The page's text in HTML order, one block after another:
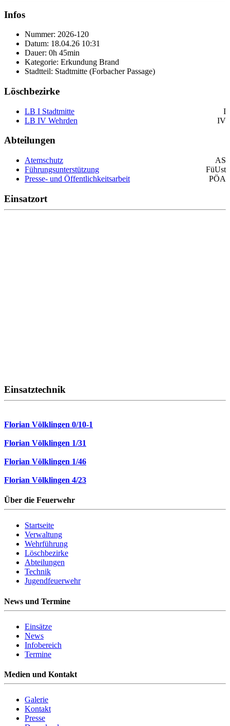
Infos
Nummer: 2026-120
Datum: 18.04.26 10:31
Dauer: 0h 45min
Kategorie: Erkundung Brand
Stadtteil: Stadtmitte (Forbacher Passage)
Löschbezirke
LB I Stadtmitte
I
LB IV Wehrden
IV
Abteilungen
Atemschutz
AS
Führungsunterstützung
FüUst
Presse- und Öffentlichkeitsarbeit
PÖA
Einsatzort
Einsatztechnik
Florian Völklingen 0/10-1
Florian Völklingen 1/31
Florian Völklingen 1/46
Florian Völklingen 4/23
Über die Feuerwehr
Startseite
Verwaltung
Wehrführung
Löschbezirke
Abteilungen
Technik
Jugendfeuerwehr
News und Termine
Einsätze
News
Infobereich
Termine
Medien und Kontakt
Galerie
Kontakt
Presse